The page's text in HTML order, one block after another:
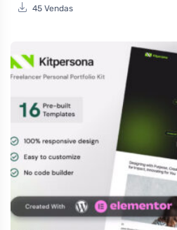
45 Vendas